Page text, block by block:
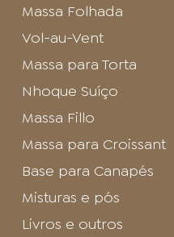
Massa Folhada
Vol-au-Vent
Massa para Torta
Nhoque Suíço
Massa Fillo
Massa para Croissant
Base para Canapés
Misturas e pós
Livros e outros